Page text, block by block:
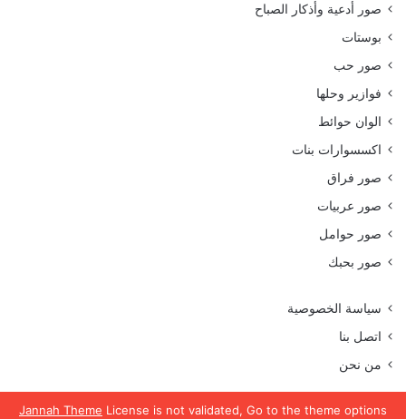
Jannah Theme License is not validated, Go to the theme options
صور أدعية وأذكار الصباح
بوستات
صور حب
فوازير وحلها
الوان حوائط
اكسسوارات بنات
صور فراق
صور عربيات
صور حوامل
صور بحبك
سياسة الخصوصية
اتصل بنا
من نحن